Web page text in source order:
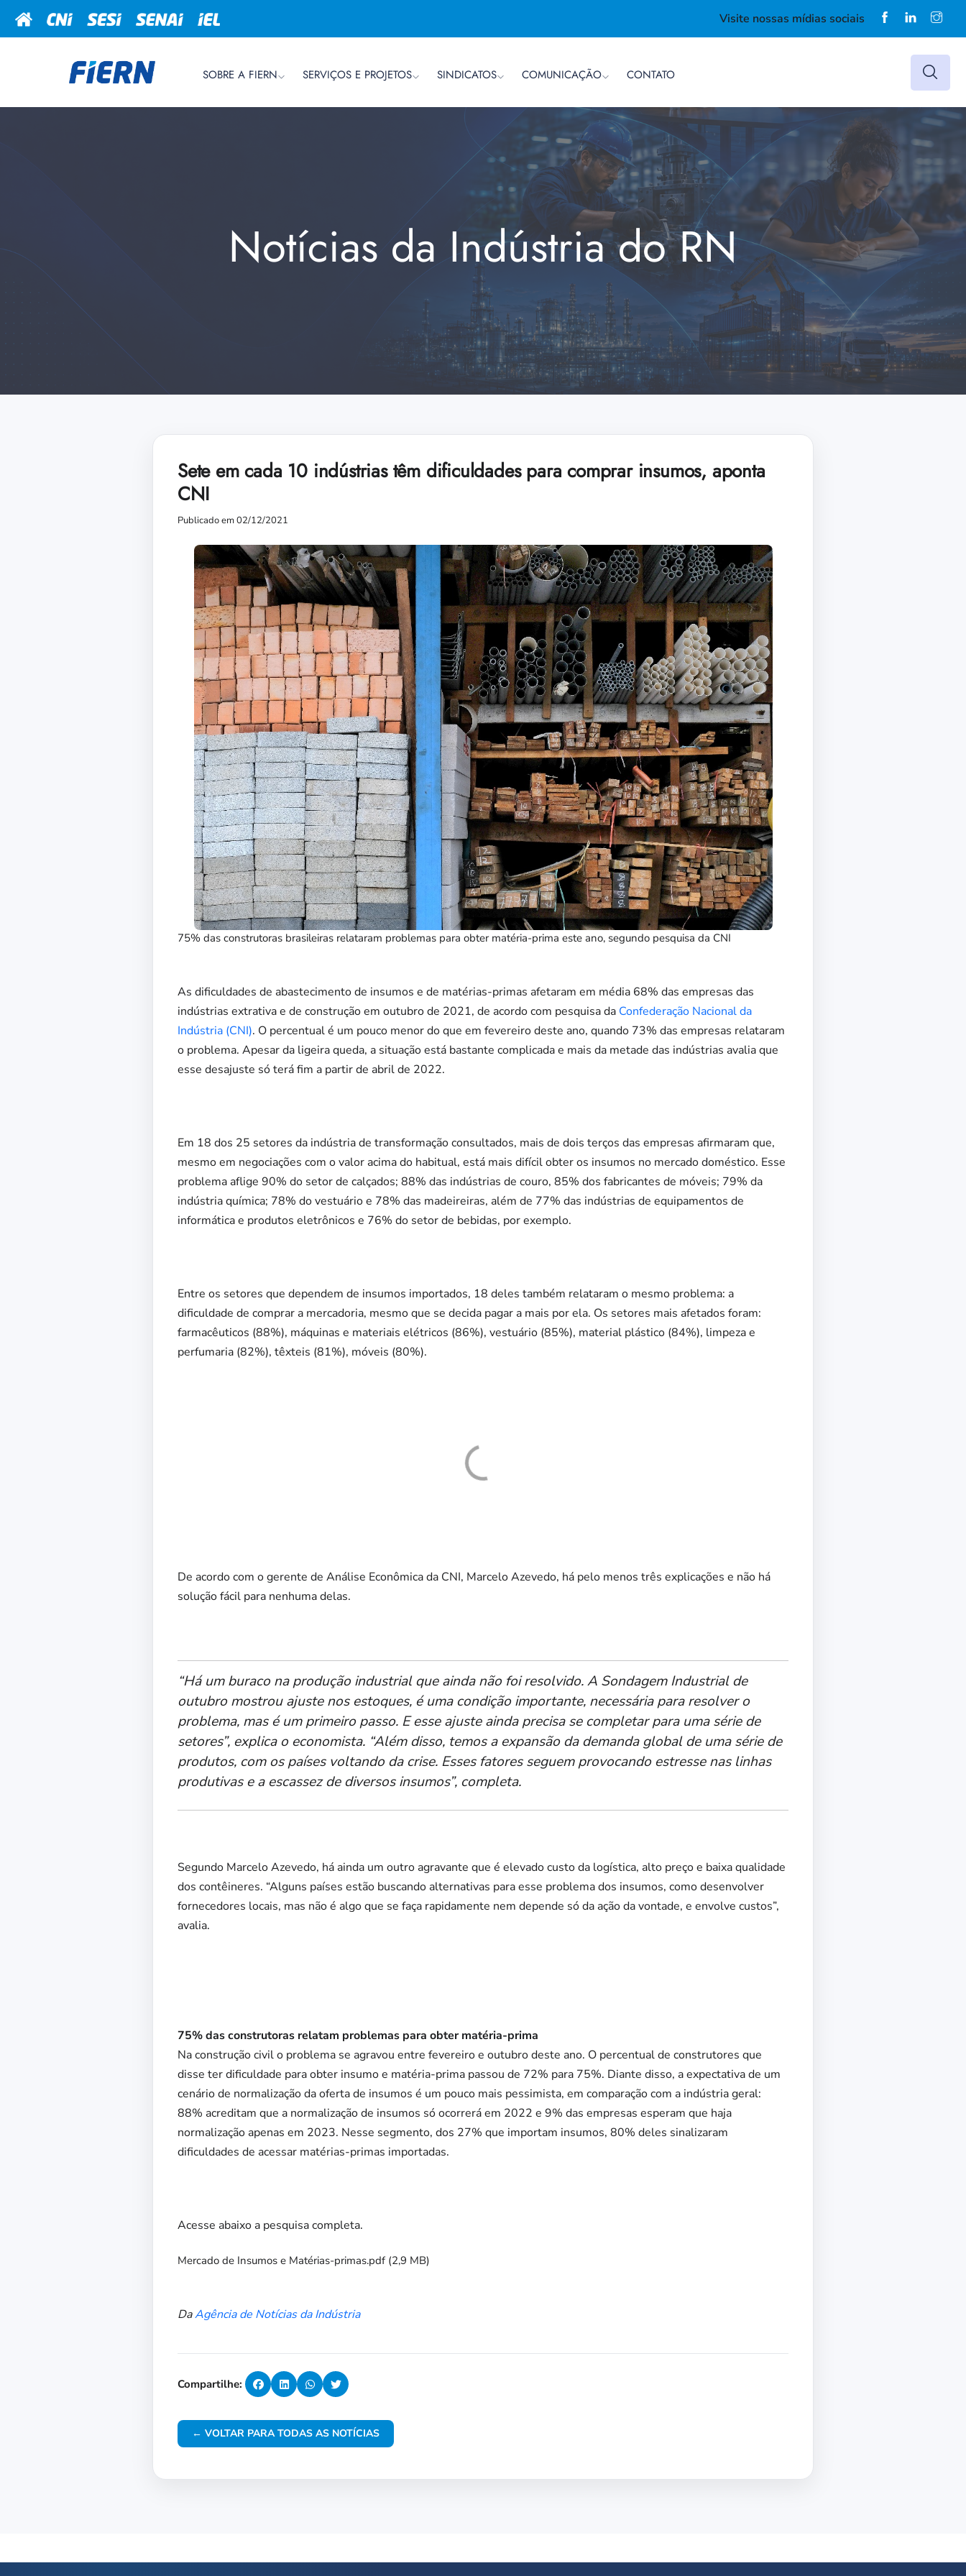
Visite nossas mídias sociais
SOBRE A FIERN SERVIÇOS E PROJETOS SINDICATOS COMUNICAÇÃO CONTATO
Notícias da Indústria do RN
Sete em cada 10 indústrias têm dificuldades para comprar insumos, aponta
CNI
Publicado em 02/12/2021
75% das construtoras brasileiras relataram problemas para obter matéria-prima este ano, segundo pesquisa da CNI
As dificuldades de abastecimento de insumos e de matérias-primas afetaram em média 68% das empresas das
indústrias extrativa e de construção em outubro de 2021, de acordo com pesquisa da Confederação Nacional da
Indústria (CNI). O percentual é um pouco menor do que em fevereiro deste ano, quando 73% das empresas relataram
o problema. Apesar da ligeira queda, a situação está bastante complicada e mais da metade das indústrias avalia que
esse desajuste só terá fim a partir de abril de 2022.
Em 18 dos 25 setores da indústria de transformação consultados, mais de dois terços das empresas afirmaram que,
mesmo em negociações com o valor acima do habitual, está mais difícil obter os insumos no mercado doméstico. Esse
problema aflige 90% do setor de calçados; 88% das indústrias de couro, 85% dos fabricantes de móveis; 79% da
indústria química; 78% do vestuário e 78% das madeireiras, além de 77% das indústrias de equipamentos de
informática e produtos eletrônicos e 76% do setor de bebidas, por exemplo.
Entre os setores que dependem de insumos importados, 18 deles também relataram o mesmo problema: a
dificuldade de comprar a mercadoria, mesmo que se decida pagar a mais por ela. Os setores mais afetados foram:
farmacêuticos (88%), máquinas e materiais elétricos (86%), vestuário (85%), material plástico (84%), limpeza e
perfumaria (82%), têxteis (81%), móveis (80%).
De acordo com o gerente de Análise Econômica da CNI, Marcelo Azevedo, há pelo menos três explicações e não há
solução fácil para nenhuma delas.
“Há um buraco na produção industrial que ainda não foi resolvido. A Sondagem Industrial de
outubro mostrou ajuste nos estoques, é uma condição importante, necessária para resolver o
problema, mas é um primeiro passo. E esse ajuste ainda precisa se completar para uma série de
setores”, explica o economista. “Além disso, temos a expansão da demanda global de uma série de
produtos, com os países voltando da crise. Esses fatores seguem provocando estresse nas linhas
produtivas e a escassez de diversos insumos”, completa.
Segundo Marcelo Azevedo, há ainda um outro agravante que é elevado custo da logística, alto preço e baixa qualidade
dos contêineres. “Alguns países estão buscando alternativas para esse problema dos insumos, como desenvolver
fornecedores locais, mas não é algo que se faça rapidamente nem depende só da ação da vontade, e envolve custos”,
avalia.
75% das construtoras relatam problemas para obter matéria-prima
Na construção civil o problema se agravou entre fevereiro e outubro deste ano. O percentual de construtores que
disse ter dificuldade para obter insumo e matéria-prima passou de 72% para 75%. Diante disso, a expectativa de um
cenário de normalização da oferta de insumos é um pouco mais pessimista, em comparação com a indústria geral:
88% acreditam que a normalização de insumos só ocorrerá em 2022 e 9% das empresas esperam que haja
normalização apenas em 2023. Nesse segmento, dos 27% que importam insumos, 80% deles sinalizaram
dificuldades de acessar matérias-primas importadas.
Acesse abaixo a pesquisa completa.
Mercado de Insumos e Matérias-primas.pdf (2,9 MB)
DaAgência de Notícias da Indústria
Compartilhe:
← VOLTAR PARA TODAS AS NOTÍCIAS